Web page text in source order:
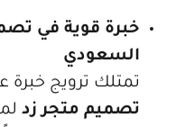
قوية في تصميم متجر
ترويج خبرة عملية
متجر زدلمختلف